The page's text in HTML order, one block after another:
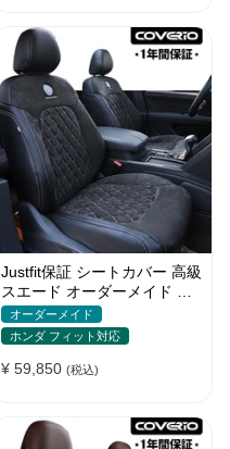
Justfit保証 シートカバー 高級
スエード オーダーメイド ロ
ゴ入り 防汚防水 全席セット
オーダーメイド
ホンダ フィット対応
¥ 59,850 (税込)